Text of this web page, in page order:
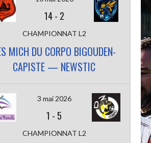
14- 2
CHAMPIONNAT L2
MICH DU CORPO BIGOUDEN-
CAPISTE — NEWSTIC
3 mai 2026
1 - 5
CHAMPIONNAT L2